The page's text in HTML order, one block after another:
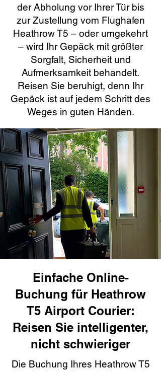
der Abholung vor Ihrer Tür bis
zur Zustellung vom Flughafen
Heathrow T5 – oder umgekehrt
– wird Ihr Gepäck mit größter
Sorgfalt, Sicherheit und
Aufmerksamkeit behandelt.
Reisen Sie beruhigt, denn Ihr
Gepäck ist auf jedem Schritt des
Weges in guten Händen.
Einfache Online-
Buchung für Heathrow
T5 Airport Courier:
Reisen Sie intelligenter,
nicht schwieriger
Die Buchung Ihres Heathrow T5